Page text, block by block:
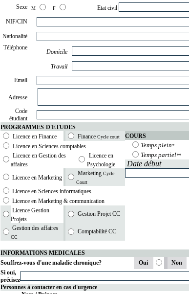
Sexe
M F
Etat civil
NIF/CIN
Nationalité
Téléphone
Domicile
Travail
Email
Adresse
Code
étudiant
PROGRAMMES D'ETUDES
Licence en Finance
Finance Cycle court COURS
Temps plein*
Temps partiel**
Date début
Licence en Sciences comptables
Licence en Gestion des
affaires
Licence en
Psychologie
Licence en Marketing
Marketing Cycle
Court
Licence en Sciences informatiques
Licence en Marketing & communication
Licence Gestion
Projets
Gestion Projet CC
Gestion des affaires
CC
Comptabilité CC
INFORMATIONS MEDICALES
Souffrez-vous d'une maladie chronique?
Oui Non
Si oui,
précisez
Personnes à contacter en cas d'urgence